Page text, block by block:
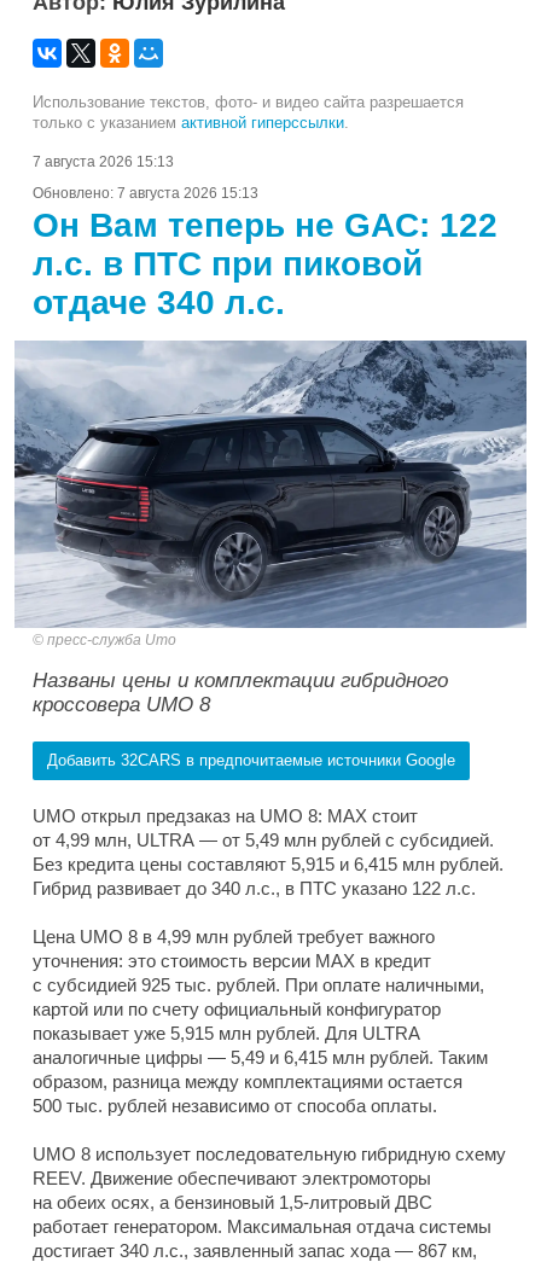
Использование текстов, фото- и видео сайта разрешается
только с указанием активной гиперссылки
7 августа 2026 15:13
Обновлено: 7 августа 2026 15:13
Он Вам теперь не GAC: 122
л.с. в ПТС при пиковой
отдаче 340 л.с.
пресс-служба Umo
Названы цены и комплектации гибридного
кроссовера UMO 8
Добавить 32CARS в предпочитаемые источники Google
UMO открыл предзаказ на UMO 8: MAX стоит
от 4,99 млн, ULTRA — от 5,49 млн рублей с субсидией.
Без кредита цены составляют 5,915 и 6,415 млн рублей.
Гибрид развивает до 340 л.с., в ПТС указано 122 л.с.
Цена UMO 8 в 4,99 млн рублей требует важного
уточнения: это стоимость версии MAX в кредит
с субсидией 925 тыс. рублей. При оплате наличными,
картой или по счету официальный конфигуратор
показывает уже 5,915 млн рублей. Для ULTRA
аналогичные цифры — 5,49 и 6,415 млн рублей. Таким
образом, разница между комплектациями остается
500 тыс. рублей независимо от способа оплаты.
UMO 8 использует последовательную гибридную схему
REEV. Движение обеспечивают электромоторы
на обеих осях, а бензиновый 1,5-литровый ДВС
работает генератором. Максимальная отдача системы
достигает 340 л.с., заявленный запас хода — 867 км,